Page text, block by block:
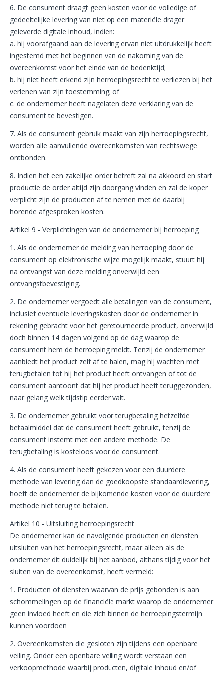
6. De consument draagt geen kosten voor de volledige of
gedeeltelijke levering van niet op een materiële drager
geleverde digitale inhoud, indien:
a. hij voorafgaand aan de levering ervan niet uitdrukkelijk heeft
ingestemd met het beginnen van de nakoming van de
overeenkomst voor het einde van de bedenktijd;
b. hij niet heeft erkend zijn herroepingsrecht te verliezen bij het
verlenen van zijn toestemming; of
c. de ondernemer heeft nagelaten deze verklaring van de
consument te bevestigen.
7. Als de consument gebruik maakt van zijn herroepingsrecht,
worden alle aanvullende overeenkomsten van rechtswege
ontbonden.
8. Indien het een zakelijke order betreft zal na akkoord en start
productie de order altijd zijn doorgang vinden en zal de koper
verplicht zijn de producten af te nemen met de daarbij
horende afgesproken kosten.
Artikel 9 - Verplichtingen van de ondernemer bij herroeping
1. Als de ondernemer de melding van herroeping door de
consument op elektronische wijze mogelijk maakt, stuurt hij
na ontvangst van deze melding onverwijld een
ontvangstbevestiging.
2. De ondernemer vergoedt alle betalingen van de consument,
inclusief eventuele leveringskosten door de ondernemer in
rekening gebracht voor het geretourneerde product, onverwijld
doch binnen 14 dagen volgend op de dag waarop de
consument hem de herroeping meldt. Tenzij de ondernemer
aanbiedt het product zelf af te halen, mag hij wachten met
terugbetalen tot hij het product heeft ontvangen of tot de
consument aantoont dat hij het product heeft teruggezonden,
naar gelang welk tijdstip eerder valt.
3. De ondernemer gebruikt voor terugbetaling hetzelfde
betaalmiddel dat de consument heeft gebruikt, tenzij de
consument instemt met een andere methode. De
terugbetaling is kosteloos voor de consument.
4. Als de consument heeft gekozen voor een duurdere
methode van levering dan de goedkoopste standaardlevering,
hoeft de ondernemer de bijkomende kosten voor de duurdere
methode niet terug te betalen.
Artikel 10 - Uitsluiting herroepingsrecht
De ondernemer kan de navolgende producten en diensten
uitsluiten van het herroepingsrecht, maar alleen als de
ondernemer dit duidelijk bij het aanbod, althans tijdig voor het
sluiten van de overeenkomst, heeft vermeld:
1. Producten of diensten waarvan de prijs gebonden is aan
schommelingen op de financiële markt waarop de ondernemer
geen invloed heeft en die zich binnen de herroepingstermijn
kunnen voordoen
2. Overeenkomsten die gesloten zijn tijdens een openbare
veiling. Onder een openbare veiling wordt verstaan een
verkoopmethode waarbij producten, digitale inhoud en/of